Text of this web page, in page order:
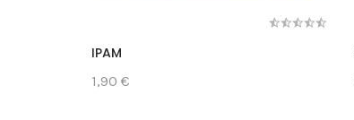
IPAM
1,90 €